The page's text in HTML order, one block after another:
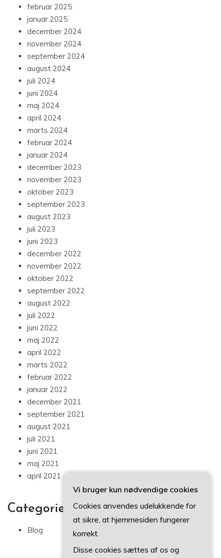
februar 2025
januar 2025
december 2024
november 2024
september 2024
august 2024
juli 2024
juni 2024
maj 2024
april 2024
marts 2024
februar 2024
januar 2024
december 2023
november 2023
oktober 2023
september 2023
august 2023
juli 2023
juni 2023
december 2022
november 2022
oktober 2022
september 2022
august 2022
juli 2022
juni 2022
maj 2022
april 2022
marts 2022
februar 2022
januar 2022
december 2021
september 2021
august 2021
juli 2021
juni 2021
maj 2021
april 2021
Categories
Blog
Vi bruger kun nødvendige cookies
Cookies anvendes udelukkende for
at sikre, at hjemmesiden fungerer
korrekt.
Disse cookies sættes af os og